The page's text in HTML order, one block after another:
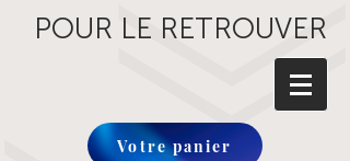
POUR LE RETROUVER
Votre panier